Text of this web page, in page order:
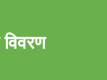
विवरण